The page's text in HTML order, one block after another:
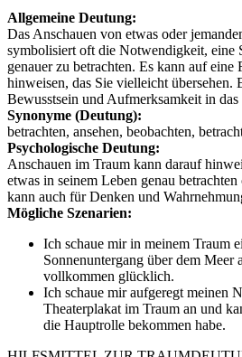
Allgemeine Deutung:
Das Anschauen von etwas oder
symbolisiert oft die Notwendigkeit, eine
genauer zu betrachten. Es kann auf eine
hinweisen, das Sie vielleicht übersehen.
Bewusstsein und Aufmerksamkeit in
Synonyme (Deutung):
betrachten, ansehen, beobachten,
Psychologische Deutung:
Anschauen im Traum kann darauf
etwas in seinem Leben genau
kann auch für Denken und
Mögliche Szenarien:
Ich schaue mir in meinem Traum
Sonnenuntergang über dem Meer
vollkommen glücklich.
Ich schaue mir aufgeregt meinen
Theaterplakat im Traum an und
die Hauptrolle bekommen habe.